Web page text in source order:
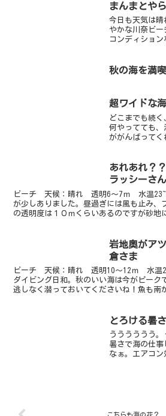
まんまとや
今日も天気は晴
やかな川奈ビ
コンディショ
らかしてみたす
ングの醍醐味
秋の海を満
超ワイドな
どこまでも続
何やってても、
ががんばってく
は、今や「川
メ！」となり
あれあれ
ラッシーさん
ビーチ 天候：晴れ 透明6～7ｍ 水温
が少しありました。昼過ぎには風も止み、
の透明度は１０ｍくらいあるのですが砂地
岩地奥がア
倉さま
ビーチ 天候：晴れ 透明10～12ｍ 水温
ダイビング日和。秋のいい海は今がピーク
逃しなく潜っておいてくださいね！魚も南
とろける暑
うううううう
暑さで海の仕
なぁ。エアコン
こちらも海の花？